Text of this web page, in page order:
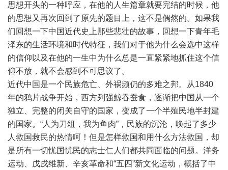
思想开头的一种呼应，在他的人生篇章就要完结的时候，他
的思想又再次回到了原先的题目上，这不是偶然的。如果我
们回想一下中国近代史上那些悲壮的故事，回想一下青年毛
泽东的生活环境和时代特征，我们对于他为什么会选中这样
的信仰以及在他的一生中为什么总是一直紧紧地抓住这个信
仰不放，就不会感到不可思议了。
近代中国是一个民族危亡、外祸频仍的多难之邦。从1840
年的鸦片战争开始，西方列强鲸吞蚕食，逐渐把中国从一个
独立、完整的闭关自守的国家，变成了一个半殖民地半封建
的国家。“人为刀俎，我为鱼肉”，民族的沉沦，唤起了多少
人救国救民的热情呵！但是怎样救国和用什么方法救国，却
是所有一切忧国忧民的志士仁人们都共同面临的问题。洋务
运动、戊戌维新、辛亥革命和“五四”新文化运动，概括了中